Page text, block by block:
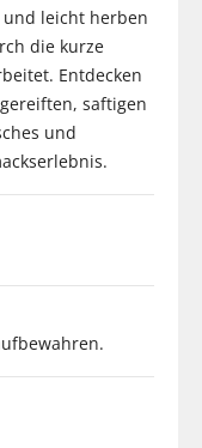
leicht herben
die kurze
Entdecken
saftigen
und